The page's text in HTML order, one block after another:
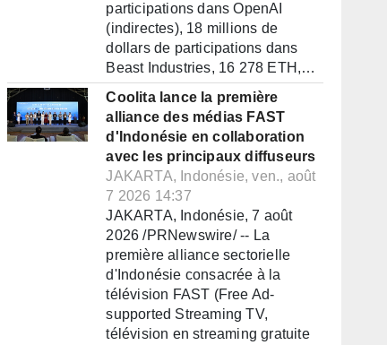
participations dans OpenAI
(indirectes), 18 millions de
dollars de participations dans
Beast Industries, 16 278 ETH,…
Coolita lance la première
alliance des médias FAST
d'Indonésie en collaboration
avec les principaux diffuseurs
JAKARTA, Indonésie, ven., août
7 2026 14:37
JAKARTA, Indonésie, 7 août
2026 /PRNewswire/ -- La
première alliance sectorielle
d'Indonésie consacrée à la
télévision FAST (Free Ad-
supported Streaming TV,
télévision en streaming gratuite